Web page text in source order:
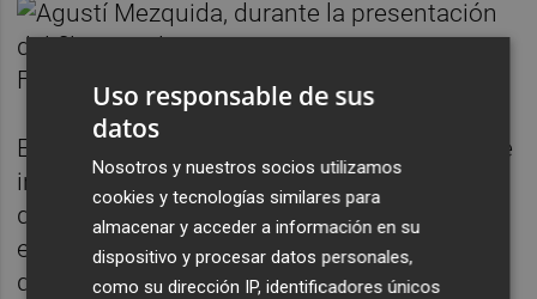
En 90 minutos de constantes entrevistas, de
ir y venir sin recurrir a la voz enoff, el
documental viaja del pasado al presente, de
este lado del océano al otro, en pos de esa
quimera en la que se ha convertido el
Uso responsable de sus
datos
Nosotros y nuestros socios utilizamos
cookies y tecnologías similares para
almacenar y acceder a información en su
dispositivo y procesar datos personales,
como su dirección IP, identificadores únicos